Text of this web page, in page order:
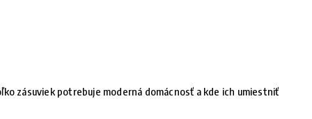
zásuviek potrebuje moderná domácnosť a kde ich umiestniť